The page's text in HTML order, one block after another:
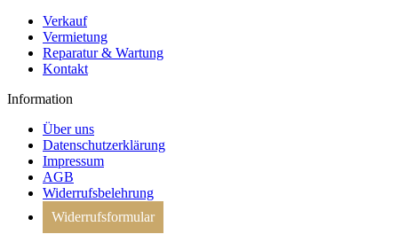
Verkauf
Vermietung
Reparatur & Wartung
Kontakt
Information
Über uns
Datenschutzerklärung
Impressum
AGB
Widerrufsbelehrung
Widerrufsformular